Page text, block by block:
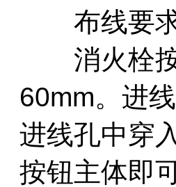
布线要求
消火栓按
60mm。进
进线孔中穿
按钮主体即